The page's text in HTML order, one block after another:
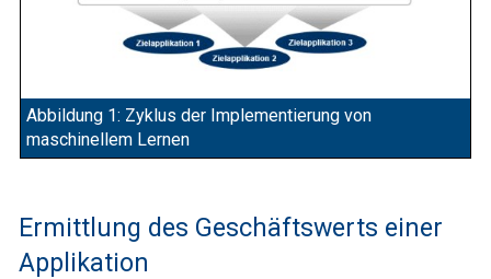
Abbildung 1: Zyklus der Implementierung von
maschinellem Lernen
Ermittlung des Geschäftswerts einer
Applikation